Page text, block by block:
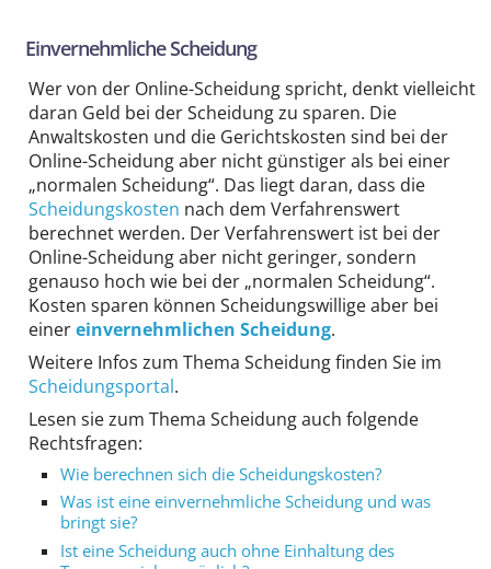
Einvernehmliche Scheidung
Wer von der Online-Scheidung spricht, denkt vielleicht
daran Geld bei der Scheidung zu sparen. Die
Anwaltskosten und die Gerichtskosten sind bei der
Online-Scheidung aber nicht günstiger als bei einer
„normalen Scheidung“. Das liegt daran, dass die
Scheidungskosten nach dem Verfahrenswert
berechnet werden. Der Verfahrenswert ist bei der
Online-Scheidung aber nicht geringer, sondern
genauso hoch wie bei der „normalen Scheidung“.
Kosten sparen können Scheidungswillige aber bei
einereinvernehmlichen Scheidung.
Weitere Infos zum Thema Scheidung finden Sie im
Scheidungsportal.
Lesen sie zum Thema Scheidung auch folgende
Rechts­fragen:
Wie berechnen sich die Scheidungskosten?
Was ist eine ein­vernehmliche Scheidung und was
bringt sie?
Ist eine Scheidung auch ohne Einhaltung des